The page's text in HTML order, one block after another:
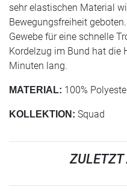
sehr elastischen Material
Bewegungsfreiheit
Gewebe für eine schnelle
Kordelzug im Bund hat die
Minuten lang.
MATERIAL: 100%
KOLLEKTION: Squad
ZULETZT